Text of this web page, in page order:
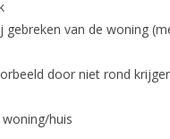
van de woning
door niet rond
huis